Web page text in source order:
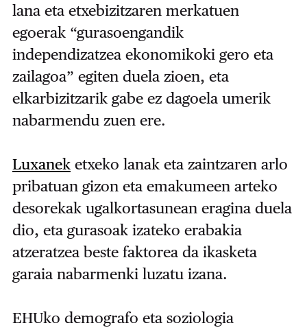
lana eta etxebizitzaren merkatuen
egoerak “gurasoengandik
independizatzea ekonomikoki gero eta
zailagoa” egiten duela zioen, eta
elkarbizitzarik gabe ez dagoela umerik
nabarmendu zuen ere.
Luxaneketxeko lanak eta zaintzaren arlo
pribatuan gizon eta emakumeen arteko
desorekak ugalkortasunean eragina duela
dio, eta gurasoak izateko erabakia
atzeratzea beste faktorea da ikasketa
garaia nabarmenki luzatu izana.
EHUko demografo eta soziologia